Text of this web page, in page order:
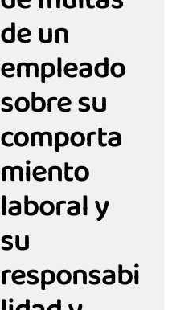
de un
empleado
sobre su
comporta
miento
laboral y
su
responsabi